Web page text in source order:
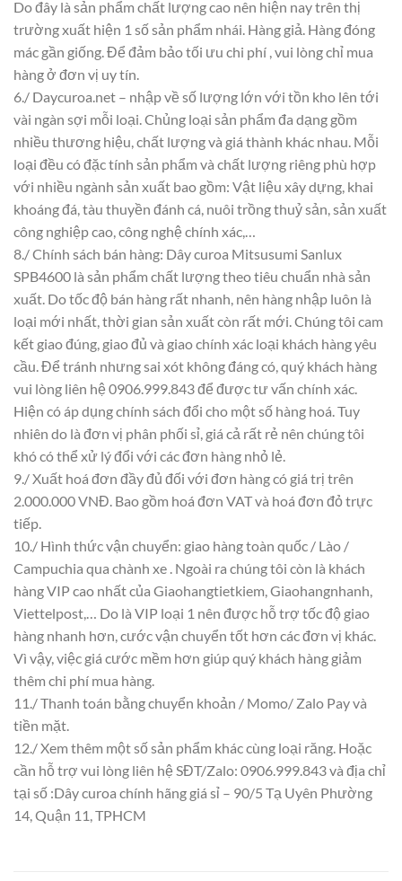
Do đây là sản phẩm chất lượng cao nên hiện nay trên thị
trường xuất hiện 1 số sản phẩm nhái. Hàng giả. Hàng đóng
mác gần giống. Để đảm bảo tối ưu chi phí , vui lòng chỉ mua
hàng ở đơn vị uy tín.
6./ Daycuroa.net – nhập về số lượng lớn với tồn kho lên tới
vài ngàn sợi mỗi loại. Chủng loại sản phẩm đa dạng gồm
nhiều thương hiệu, chất lượng và giá thành khác nhau. Mỗi
loại đều có đặc tính sản phẩm và chất lượng riêng phù hợp
với nhiều ngành sản xuất bao gồm: Vật liệu xây dựng, khai
khoáng đá, tàu thuyền đánh cá, nuôi trồng thuỷ sản, sản xuất
công nghiệp cao, công nghệ chính xác,…
8./ Chính sách bán hàng: Dây curoa Mitsusumi Sanlux
SPB4600 là sản phẩm chất lượng theo tiêu chuẩn nhà sản
xuất. Do tốc độ bán hàng rất nhanh, nên hàng nhập luôn là
loại mới nhất, thời gian sản xuất còn rất mới. Chúng tôi cam
kết giao đúng, giao đủ và giao chính xác loại khách hàng yêu
cầu. Để tránh nhưng sai xót không đáng có, quý khách hàng
vui lòng liên hệ 0906.999.843 để được tư vấn chính xác.
Hiện có áp dụng chính sách đổi cho một số hàng hoá. Tuy
nhiên do là đơn vị phân phối sỉ, giá cả rất rẻ nên chúng tôi
khó có thể xử lý đổi với các đơn hàng nhỏ lẻ.
9./ Xuất hoá đơn đầy đủ đối với đơn hàng có giá trị trên
2.000.000 VNĐ. Bao gồm hoá đơn VAT và hoá đơn đỏ trực
tiếp.
10./ Hình thức vận chuyển: giao hàng toàn quốc / Lào /
Campuchia qua chành xe . Ngoài ra chúng tôi còn là khách
hàng VIP cao nhất của Giaohangtietkiem, Giaohangnhanh,
Viettelpost,… Do là VIP loại 1 nên được hỗ trợ tốc độ giao
hàng nhanh hơn, cước vận chuyển tốt hơn các đơn vị khác.
Vì vậy, việc giá cước mềm hơn giúp quý khách hàng giảm
thêm chi phí mua hàng.
11./ Thanh toán bằng chuyển khoản / Momo/ Zalo Pay và
tiền mặt.
12./ Xem thêm một số sản phẩm khác cùng loại răng. Hoặc
cần hỗ trợ vui lòng liên hệ SĐT/Zalo: 0906.999.843 và địa chỉ
tại số :Dây curoa chính hãng giá sỉ – 90/5 Tạ Uyên Phường
14, Quận 11, TPHCM